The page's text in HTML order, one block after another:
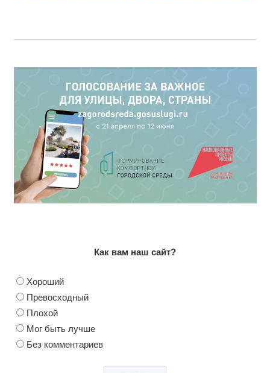
Как вам наш сайт?
Хороший
Превосходный
Плохой
Мог быть лучше
Без комментариев